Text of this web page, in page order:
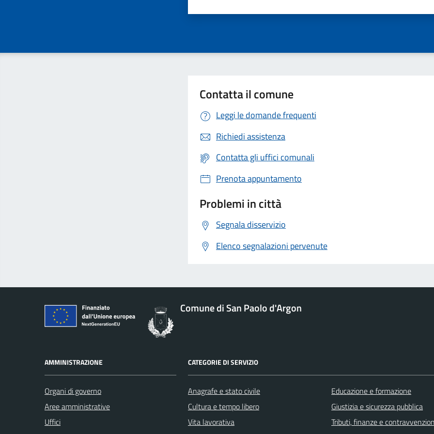
Contatta il comune
Leggi le domande frequenti
Richiedi assistenza
Contatta gli uffici comunali
Prenota appuntamento
Problemi in città
Segnala disservizio
Elenco segnalazioni pervenute
Comune di San Paolo d'Argon
AMMINISTRAZIONE
Organi di governo
Aree amministrative
Uffici
CATEGORIE DI SERVIZIO
Anagrafe e stato civile
Cultura e tempo libero
Vita lavorativa
Educazione e formazione
Giustizia e sicurezza pubblica
Tributi, finanze e